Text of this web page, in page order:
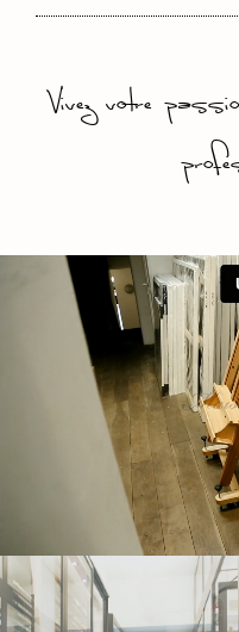
Vivez votre